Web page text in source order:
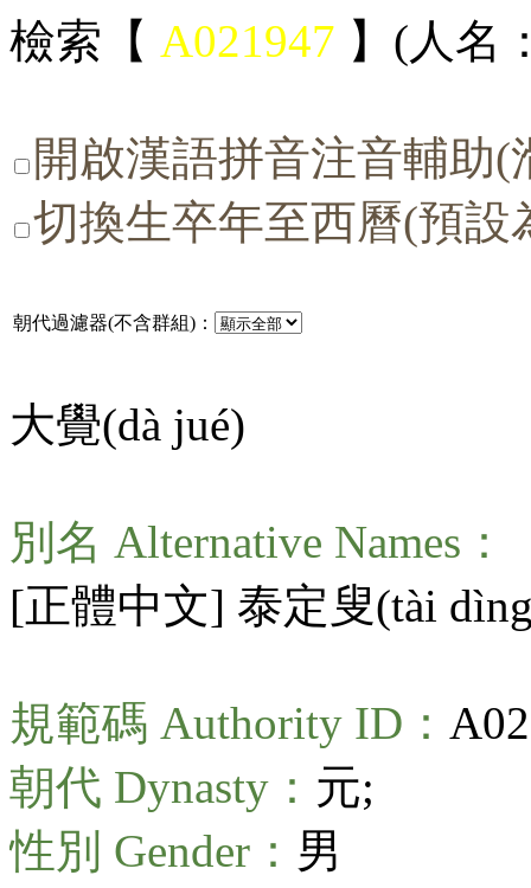
檢索【 A021947 】(人名
開啟漢語拼音注音輔助
切換生卒年至西曆(預設
朝代過濾器(不含群組)：
大覺(dà jué)
別名 Alternative Names：
[正體中文] 泰定叟(tài
規範碼 Authority ID：
朝代 Dynasty： 元;
性別 Gender： 男